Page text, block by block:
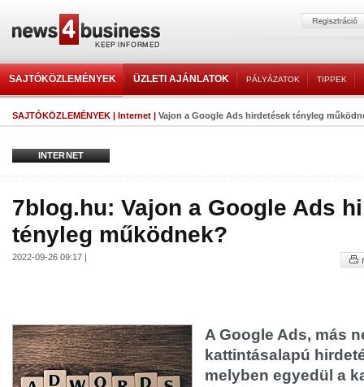
SAJTÓKÖZLEMÉNYEK ÜZLETI AJÁNLATOK PÁLYÁZATOK TIPPEK
SAJTÓKÖZLEMÉNYEK | Internet | Vajon a Google Ads hirdetések tényleg
INTERNET
7blog.hu: Vajon a Google Ads
tényleg működnek?
2022-09-26 09:17 |
A Google Ads, más
kattintásalapú
melyben egyedül a